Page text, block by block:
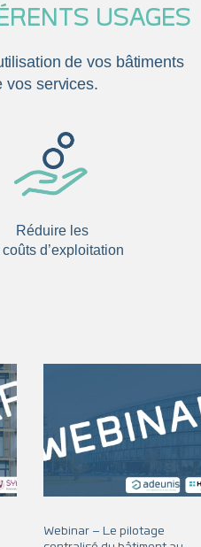
USAGES
de vos bâtiments
vos services.
Réduire les
coûts d’exploitation
Webinar – Le pilotage